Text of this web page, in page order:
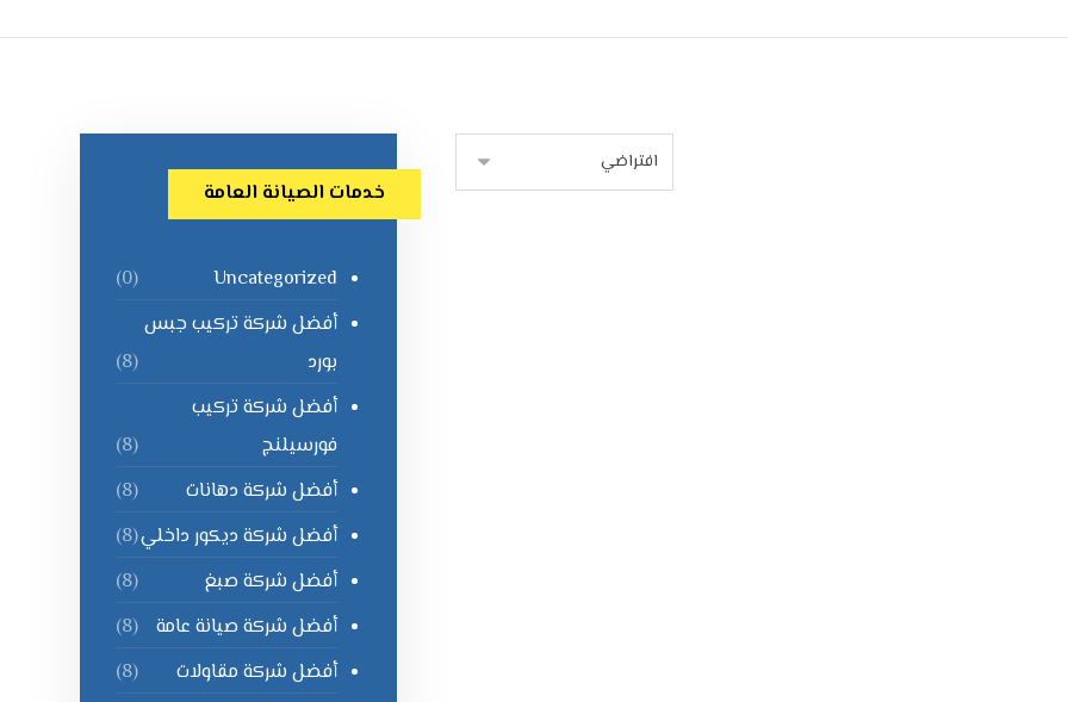
خدمات الصيانة العامة
Uncategorized
(0)
أفضل شركة تركيب جبس
بورد
(8)
أفضل شركة تركيب
فورسيلنج
(8)
أفضل شركة دهانات
(8)
أفضل شركة ديكور داخلي(8)
أفضل شركة صبغ
(8)
أفضل شركة صيانة عامة
(8)
أفضل شركة مقاولات
(8)